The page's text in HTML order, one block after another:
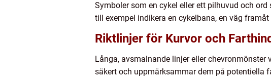
Symboler som en cykel eller ett pilhuvud och
till exempel indikera en cykelbana, en väg
Riktlinjer för Kurvor och
Långa, avsmalnande linjer eller
säkert och uppmärksammar dem på potentiella